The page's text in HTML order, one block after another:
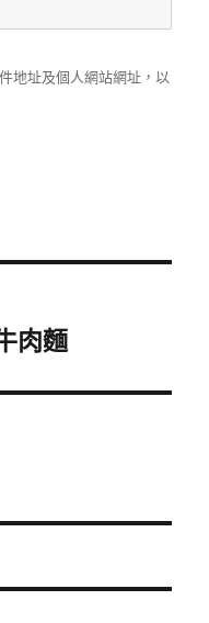
地址及個人網站網址，以
肉麵